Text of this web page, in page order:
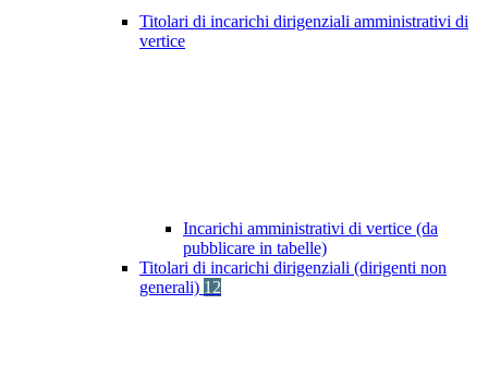
Titolari di incarichi dirigenziali amministrativi di
vertice
Incarichi amministrativi di vertice (da
pubblicare in tabelle)
Titolari di incarichi dirigenziali (dirigenti non
generali) 12